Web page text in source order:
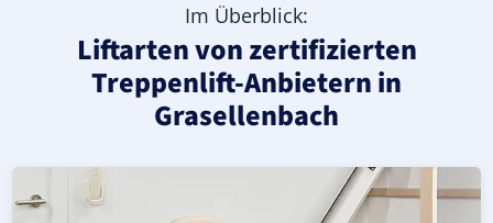
Im Überblick:
Liftarten von zertifizierten
Treppenlift-Anbietern in
Grasellenbach
Moderner gerader Treppenlift in Grasellenbach
Geprüfter, gebrauchter Treppenlift für gerade
Neuer Treppenlift für gerade Treppen in